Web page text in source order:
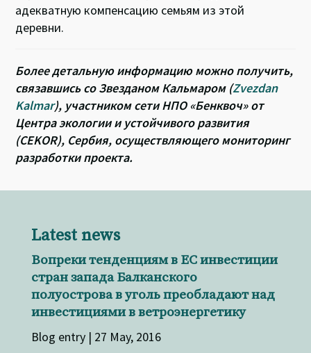
адекватную компенсацию семьям из этой
деревни.
Более детальную информацию можно получить,
связавшись со Звезданом Кальмаром (Zvezdan
Kalmar), участником сети НПО «Бенквоч» от
Центра экологии и устойчивого развития
(CEKOR), Сербия, осуществляющего мониторинг
разработки проекта.
Latest news
Вопреки тенденциям в ЕС инвестиции
стран запада Балканского
полуострова в уголь преобладают над
инвестициями в ветроэнергетику
Blog entry | 27 May, 2016